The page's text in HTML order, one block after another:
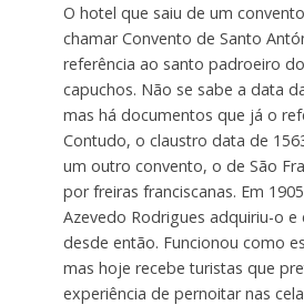
O hotel que saiu de um
chamar Convento de Santo
referência ao santo padroeiro
capuchos. Não se sabe a data
mas há documentos que já o
Contudo, o claustro data de
um outro convento, o de São
por freiras franciscanas. Em
Azevedo Rodrigues adquiriu-o e
desde então. Funcionou como
mas hoje recebe turistas que
experiência de pernoitar nas